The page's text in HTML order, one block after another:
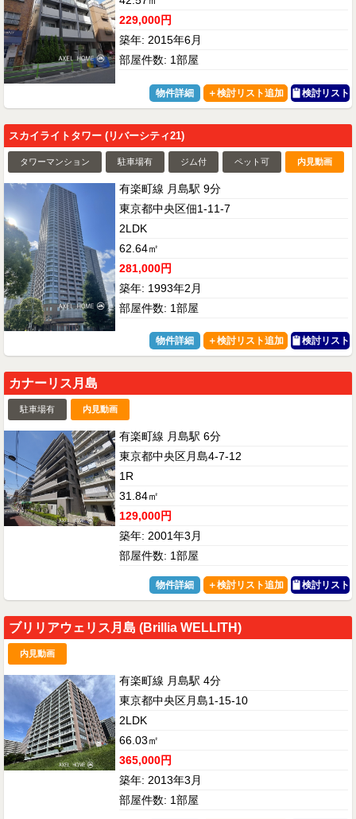
229,000円
築年: 2015年6月
部屋件数: 1部屋
物件詳細 検討リスト
スカイライトタワー (リバーシティ21)
タワーマンション 駐車場有 ジム付 ペット可 内見動画
有楽町線 月島駅 9分
東京都中央区佃1-11-7
2LDK
62.64㎡
281,000円
築年: 1993年2月
部屋件数: 1部屋
物件詳細 検討リスト
カナーリス月島
駐車場有 内見動画
有楽町線 月島駅 6分
東京都中央区月島4-7-12
1R
31.84㎡
129,000円
築年: 2001年3月
部屋件数: 1部屋
物件詳細 検討リスト
ブリリアウェリス月島 (Brillia WELLITH)
内見動画
有楽町線 月島駅 4分
東京都中央区月島1-15-10
2LDK
66.03㎡
365,000円
築年: 2013年3月
部屋件数: 1部屋